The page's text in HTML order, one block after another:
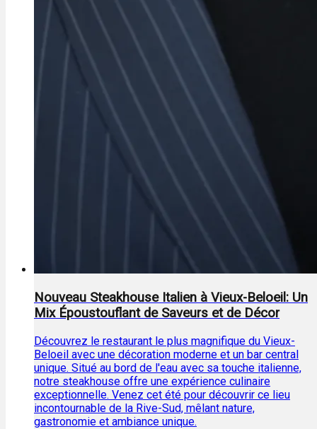
Nouveau Steakhouse Italien à Vieux-Beloeil: Un
Mix Époustouflant de Saveurs et de Décor
Découvrez le restaurant le plus magnifique du Vieux-
Beloeil avec une décoration moderne et un bar central
unique. Situé au bord de l'eau avec sa touche italienne,
notre steakhouse offre une expérience culinaire
exceptionnelle. Venez cet été pour découvrir ce lieu
incontournable de la Rive-Sud, mêlant nature,
gastronomie et ambiance unique.